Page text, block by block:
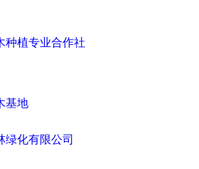
种植专业合作社
基地
绿化有限公司